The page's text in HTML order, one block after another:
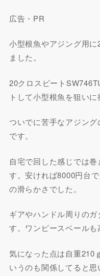
広告・PR
小型根魚やアジング用
ました。
20クロスビート
トして小型根魚を狙いに
ついでに苦手なアジン
です。
自宅で回した感じでは
す。安ければ8000円台
の滑らかさでした。
ギアやハンドル周りの
す。ワンピースベールも
気になった点は自重210
いうのも関係してると